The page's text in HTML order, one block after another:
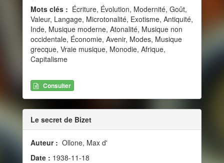
Mots clés : Écriture, Évolution, Modernité, Goût,
Valeur, Langage, Microtonalité, Exotisme, Antiquité,
Inde, Musique moderne, Atonalité, Musique non
occidentale, Économie, Avenir, Modes, Musique
grecque, Vraie musique, Monodie, Afrique,
Capitalisme
Consulter
Le secret de Bizet
Auteur : Ollone, Max d'
Date : 1938-11-18